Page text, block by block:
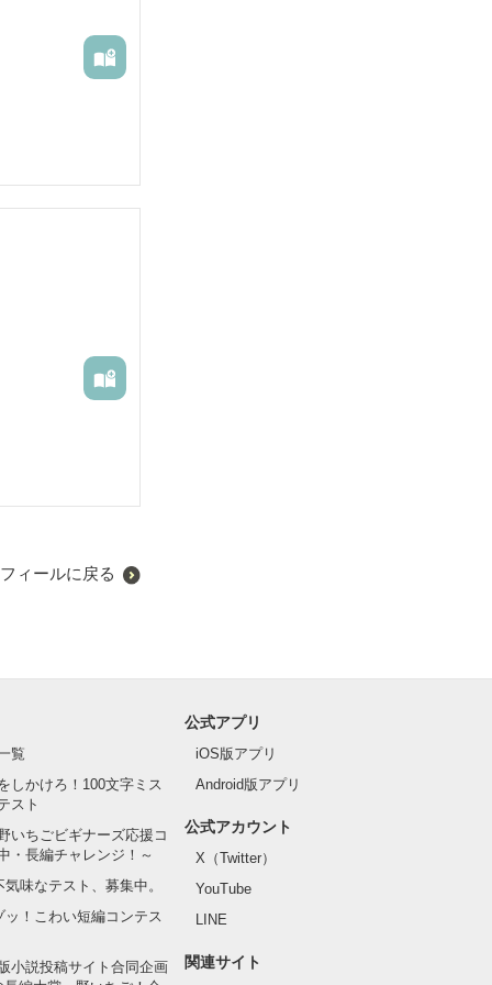
ィールに戻る
覧
しかけろ！100文字ミス
スト
いちごビギナーズ応援コ
・長編チャレンジ！～
味なテスト、募集中。
ッ！こわい短編コンテス
小説投稿サイト合同企画
公式アプリ
iOS版アプリ
Android版アプリ
公式アカウント
X（Twitter）
YouTube
LINE
関連サイト